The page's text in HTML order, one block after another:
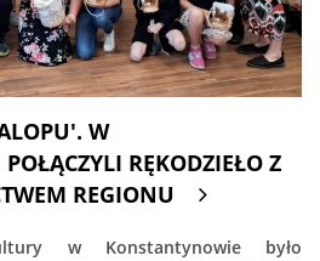
W
RĘKODZIEŁO Z
REGIONU
w Konstantynowie było